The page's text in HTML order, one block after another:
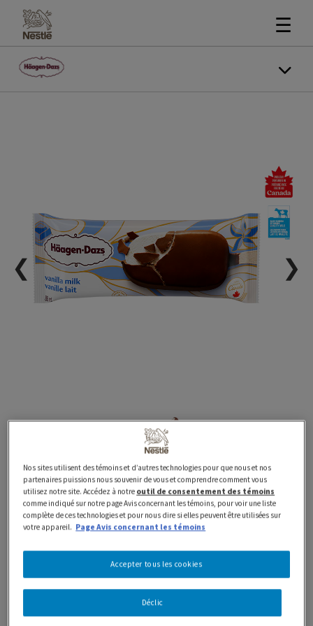
☰
❮ ❯
BarresClassiques
HAAGEN-DAZS HÄAGEN-
DAZS Vanille Lait Barres de
Crème Glacée
Préparé avec fierté au Canada avec des produits laitiers
100 % canadiens
Nos sites utilisent des témoins et d’autres technologies pour que nous et nos
partenaires puissions nous souvenir de vous et comprendre comment vous
utilisez notre site. Accédez à notre outil de consentement des témoins
comme indiqué sur notre page Avis concernant les témoins, pour voir une liste
complète de ces technologies et pour nous dire si elles peuvent être utilisées sur
votre appareil. Page Avis concernant les témoins
Déclic
Accepter tous les cookies